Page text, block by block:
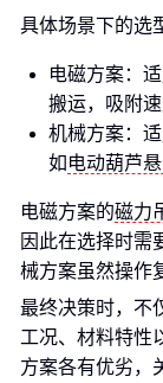
具体场景下的选
电磁方案：
搬运，吸附
机械方案：
如 电动葫芦
电磁方案的磁力
因此在选择时需
械方案虽然操作
最终决策时，不
工况、材料特性
方案各有优劣，